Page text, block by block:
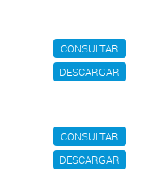
CONSULTAR
DESCARGAR
CONSULTAR
DESCARGAR